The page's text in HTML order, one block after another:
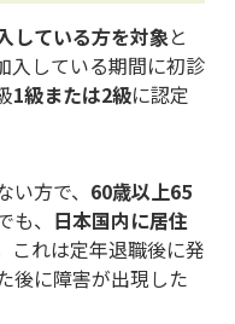
している方を対象と
入している期間に初診
1級または2級に認定
方で、 60歳以上65
、 日本国内に居住
これは定年退職後に発
後に障害が出現した